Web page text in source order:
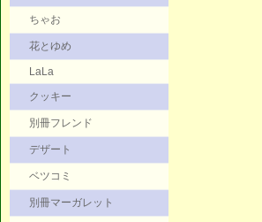
ちゃお
花とゆめ
LaLa
クッキー
別冊フレンド
デザート
ベツコミ
別冊マーガレット